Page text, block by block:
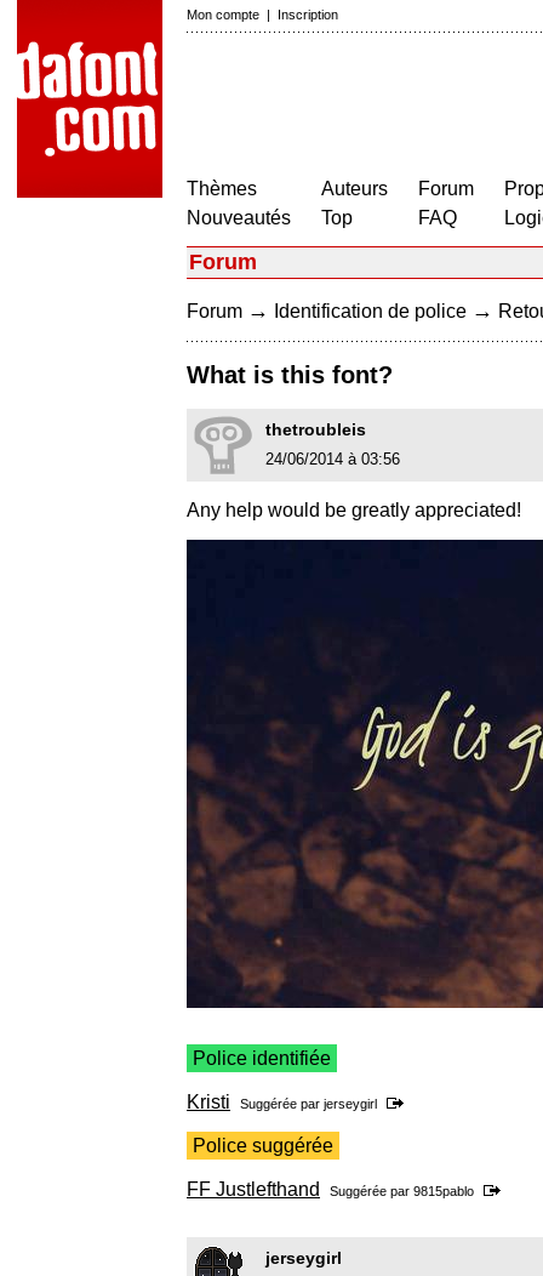
Mon compte | Inscription
Thèmes
Nouveautés
Auteurs
Top
Forum
FAQ
Forum
Forum → Identification de police →
What is this font?
thetroubleis
24/06/2014 à 03:56
Any help would be greatly appreciated!
Police identifiée
Kristi Suggérée par jerseygirl
Police suggérée
FF Justlefthand Suggérée par 9815pablo
jerseygirl